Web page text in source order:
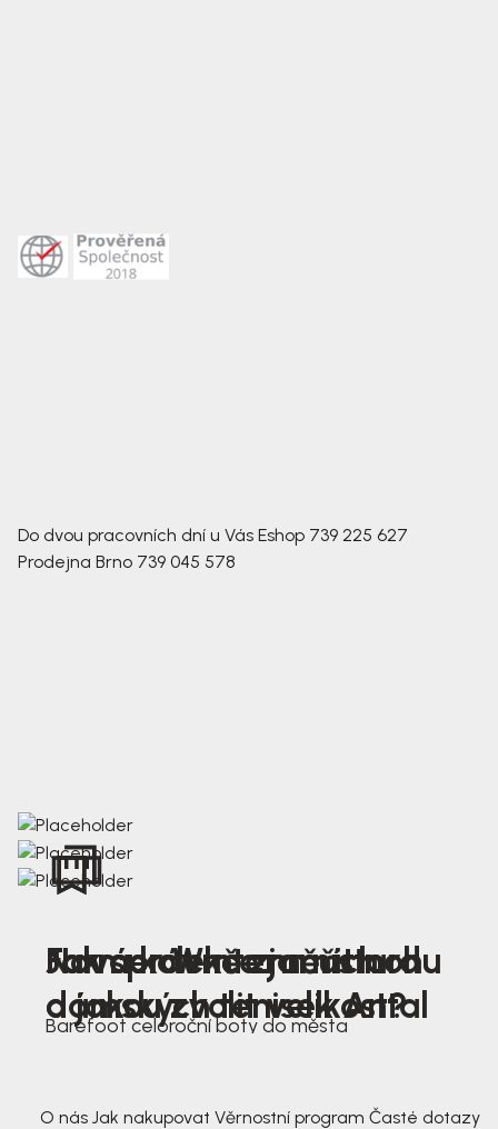
Do dvou pracovních dní u Vás Eshop 739 225 627
Prodejna Brno 739 045 578
Nová kolekce jarních
dámských tenisek Antal
Jak správně změřit nohu
a jakou zvolit velikost?
Farmer Winter mustard
Barefoot celoroční boty do města
O nás Jak nakupovat Věrnostní program Časté dotazy